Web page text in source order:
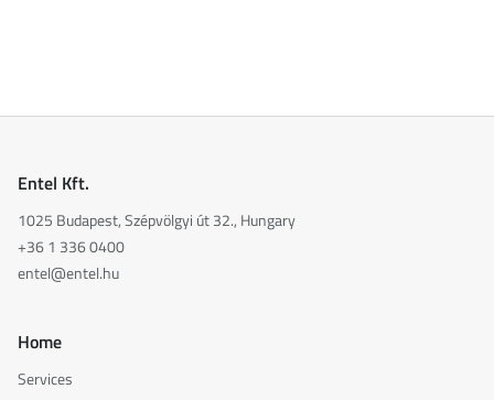
Entel Kft.
1025 Budapest, Szépvölgyi út 32., Hungary
+36 1 336 0400
entel@entel.hu
Home
Services